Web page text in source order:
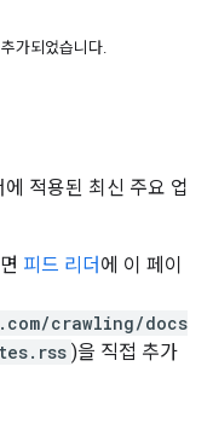
가되었습니다.
적용된 최신 주요 업
피드 리더 에 이 페이
crawling/docs
)을 직접 추가